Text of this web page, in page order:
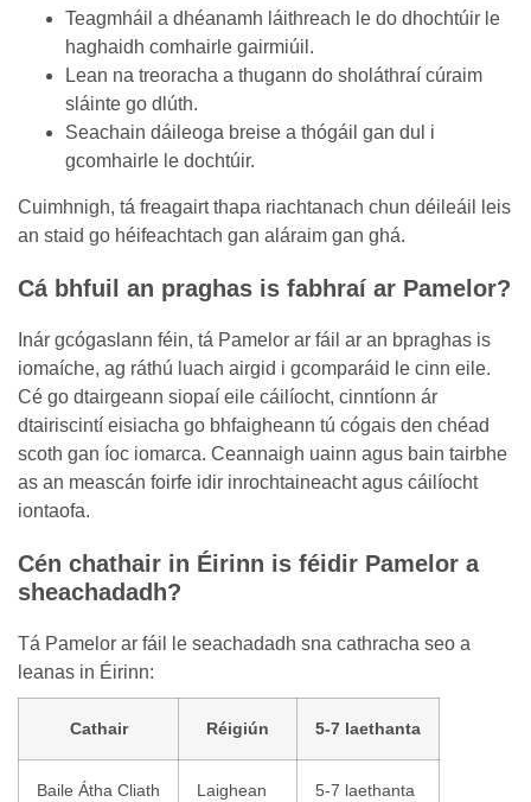
Teagmháil a dhéanamh láithreach le do dhochtúir le
haghaidh comhairle gairmiúil.
Lean na treoracha a thugann do sholáthraí cúraim
sláinte go dlúth.
Seachain dáileoga breise a thógáil gan dul i
gcomhairle le dochtúir.
Cuimhnigh, tá freagairt thapa riachtanach chun déileáil leis
an staid go héifeachtach gan aláraim gan ghá.
Cá bhfuil an praghas is fabhraí ar Pamelor?
Inár gcógaslann féin, tá Pamelor ar fáil ar an bpraghas is
iomaíche, ag ráthú luach airgid i gcomparáid le cinn eile.
Cé go dtairgeann siopaí eile cáilíocht, cinntíonn ár
dtairiscintí eisiacha go bhfaigheann tú cógais den chéad
scoth gan íoc iomarca. Ceannaigh uainn agus bain tairbhe
as an meascán foirfe idir inrochtaineacht agus cáilíocht
iontaofa.
Cén chathair in Éirinn is féidir Pamelor a
sheachadadh?
Tá Pamelor ar fáil le seachadadh sna cathracha seo a
leanas in Éirinn:
Cathair Réigiún 5-7 laethanta
Baile Átha Cliath Laighean 5-7 laethanta